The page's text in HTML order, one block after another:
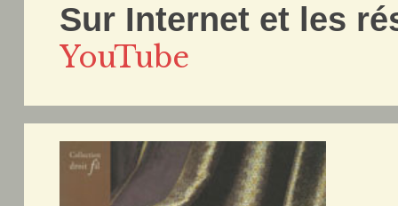
Sur Internet et les
YouTube